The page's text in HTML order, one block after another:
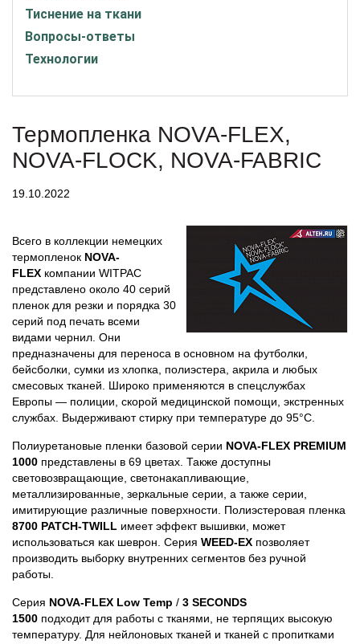
Тиснение на ткани
Вопросы-ответы
Технологии
Термопленка NOVA-FLEX,
NOVA-FLOCK, NOVA-FABRIC
19.10.2022
Всего в коллекции немецких
термопленок NOVA-
FLEX компании WITPAC
представлено около 40 серий
пленок для резки и порядка 30
серий под печать всеми
видами чернил. Они
предназначены для переноса в основном на футболки,
бейсболки, сумки из хлопка, полиэстера, акрила и любых
смесовых тканей. Широко применяются в спецслужбах
Европы — полиции, скорой медицинской помощи, экстренных
службах. Выдерживают стирку при температуре до 95°C.
Полиуретановые пленки базовой серии NOVA-FLEX PREMIUM
1000 представлены в 69 цветах. Также доступны
световозвращающие, светонакапливающие,
металлизированные, зеркальные серии, а также серии,
имитирующие различные поверхности. Полиэстеровая пленка
8700 PATCH-TWILL имеет эффект вышивки, может
использоваться как шеврон. Серия WEED-EX позволяет
производить выборку внутренних сегментов без ручной
работы.
Серия NOVA-FLEX Low Temp / 3 SECONDS
1500 подходит для работы с тканями, не терпящих высокую
температуру. Для нейлоновых тканей и тканей с пропитками